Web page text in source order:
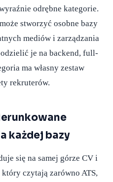
odrębne kategorie.
stworzyć osobne bazy
mediów i zarządzania
je na backend, full-
ma własny zestaw
rekruterów.
każdej bazy
się na samej górze CV i
czytają zarówno ATS,